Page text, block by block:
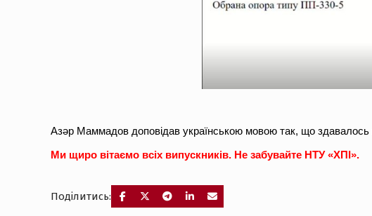
Азəр Маммадов доповідав українською мовою так, що здавалось
Ми щиро вітаємо всіх випускників. Не забувайте НТУ «ХПІ».
Поділитись: